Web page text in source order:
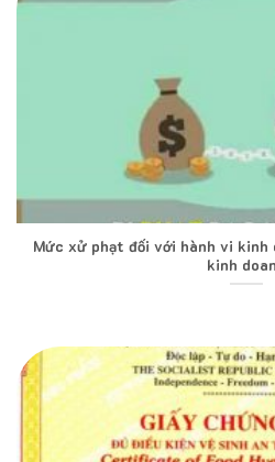
Mức xử phạt đối với hành vi kinh
kinh